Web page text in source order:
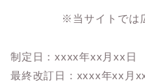
※当サイトでは
制定日：xxxx年xx月xx日
最終改訂日：xxxx年xx月